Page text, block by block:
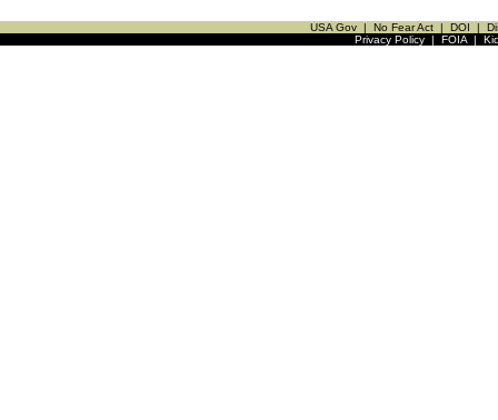
USA Gov | No Fear Act | DOI |
Privacy Policy| FOIA|